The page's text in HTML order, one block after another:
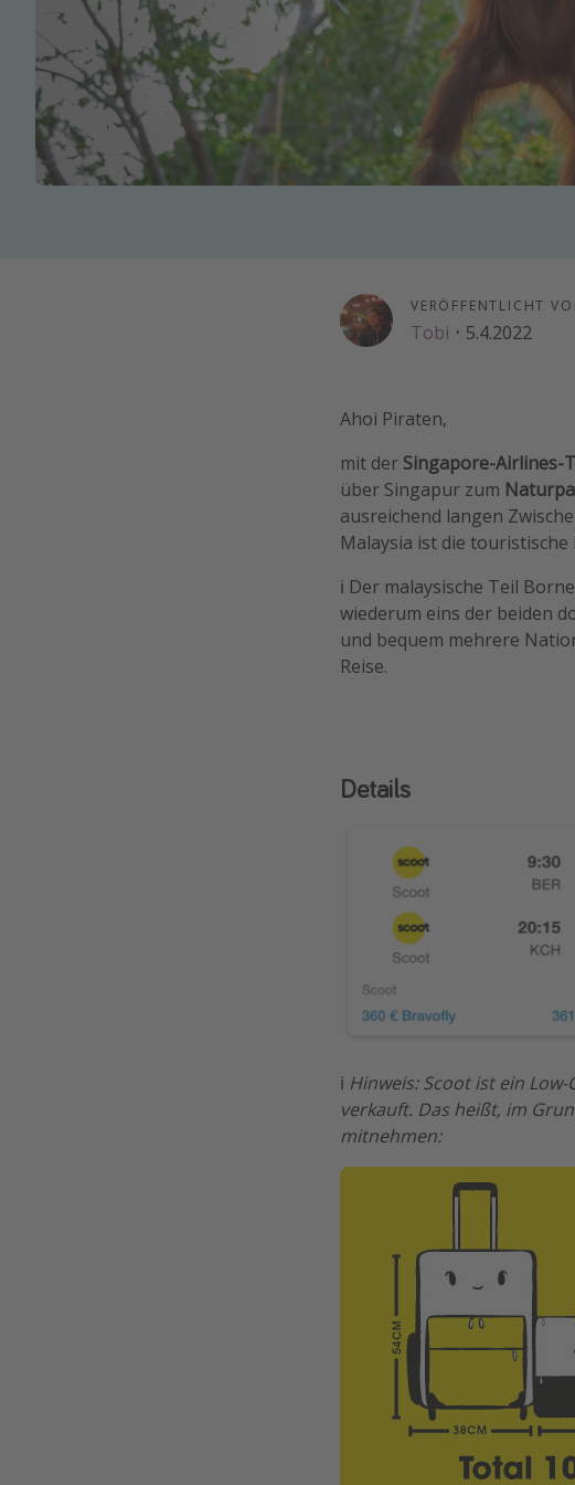
VERÖFFENTLICHT
Tobi · 5.4.2022
Ahoi Piraten,
mit der Singapore-Airlines-
über Singapur zum
ausreichend langen
Malaysia ist die
ℹ️ Der malaysische Teil
wiederum eins der beiden
und bequem mehrere
Reise.
Details
ℹ️ Hinweis: Scoot ist ein
verkauft. Das heißt, im
mitnehmen: